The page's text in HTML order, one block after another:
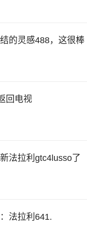
的灵感488，这很棒
回电视
法拉利gtc4lusso了
法拉利641.